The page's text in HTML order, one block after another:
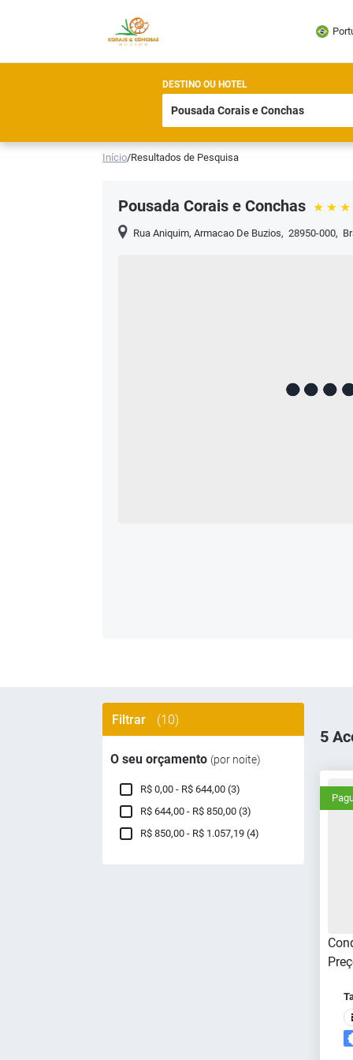
DESTINO OU HOTEL
Início/Resultados de Pesquisa
Pousada Corais e Conchas
Rua Aniquim,Armacao De Buzios, 28950-000,
Filtrar (10)
O seu orçamento (por noite)
R$ 0,00 - R$ 644,00 (3)
R$ 644,00 - R$ 850,00 (3)
R$ 850,00 - R$ 1.057,19 (4)
5